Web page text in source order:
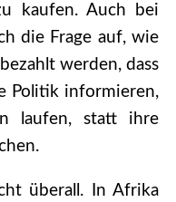
kaufen. Auch bei
die Frage auf, wie
werden, dass
Politik informieren,
laufen, statt ihre
überall. In Afrika